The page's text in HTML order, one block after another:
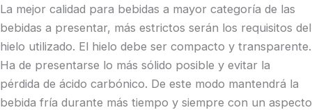
La mejor calidad para bebidas a mayor categoría de las
bebidas a presentar, más estrictos serán los requisitos del
hielo utilizado. El hielo debe ser compacto y transparente.
Ha de presentarse lo más sólido posible y evitar la
pérdida de ácido carbónico. De este modo mantendrá la
bebida fría durante más tiempo y siempre con un aspecto